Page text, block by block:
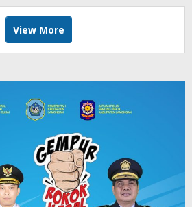
View More